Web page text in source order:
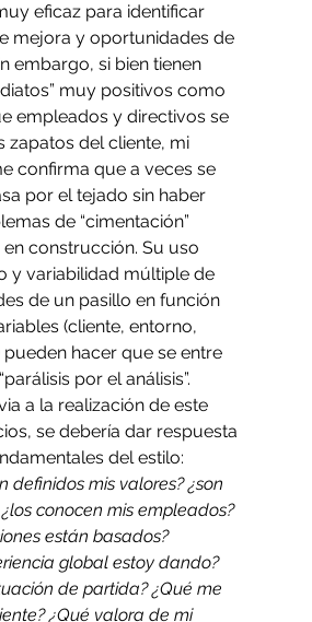
eficaz para identificar
mejora y oportunidades de
embargo, si bien tienen
muy positivos como
empleados y directivos se
zapatos del cliente, mi
confirma que a veces se
por el tejado sin haber
de “cimentación”
construcción. Su uso
y variabilidad múltiple de
de un pasillo en función
(cliente, entorno,
pueden hacer que se entre
por el análisis”.
a la realización de este
se debería dar respuesta
del estilo:
definidos mis valores? ¿son
conocen mis empleados?
están basados?
global estoy dando?
de partida? ¿Qué me
¿Qué valora de mi